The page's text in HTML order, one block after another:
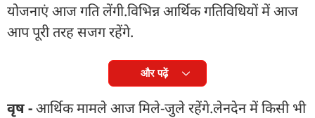
योजनाएं आज गति लेंगी.विभिन्न आर्थिक गतिविधियों में आज
आप पूरी तरह सजग रहेंगे.
और पढ़ें
वृष -आर्थिक मामले आज मिले-जुले रहेंगे.लेनदेन में किसी भी